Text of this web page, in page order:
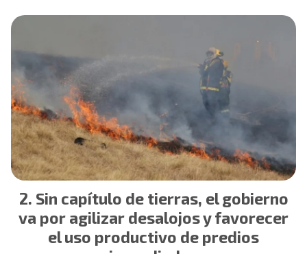
Sin capítulo de tierras, el gobierno
va por agilizar desalojos y favorecer
el uso productivo de predios